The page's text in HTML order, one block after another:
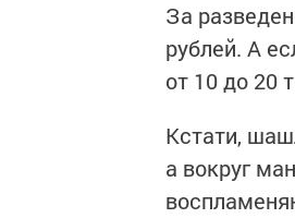
За
рублей. А
от 10 до 20
Кстати,
а вокруг